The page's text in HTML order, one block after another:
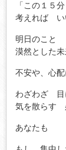
「この１５
考えれば い
明日のこと
漠然とした未
不安や、心
わざわざ 目
気を散らす
あなたも